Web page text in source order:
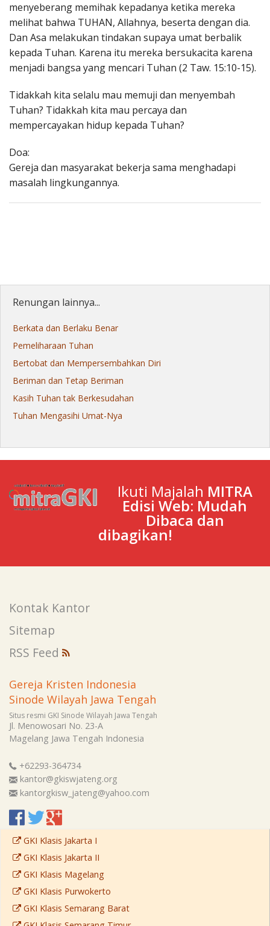
menyeberang memihak kepadanya ketika mereka
melihat bahwa TUHAN, Allahnya, beserta dengan dia.
Dan Asa melakukan tindakan supaya umat berbalik
kepada Tuhan. Karena itu mereka bersukacita karena
menjadi bangsa yang mencari Tuhan (2 Taw. 15:10-15).
Tidakkah kita selalu mau memuji dan menyembah
Tuhan? Tidakkah kita mau percaya dan
mempercayakan hidup kepada Tuhan?
Doa:
Gereja dan masyarakat bekerja sama menghadapi
masalah lingkungannya.
Renungan lainnya...
Berkata dan Berlaku Benar
Pemeliharaan Tuhan
Bertobat dan Mempersembahkan Diri
Beriman dan Tetap Beriman
Kasih Tuhan tak Berkesudahan
Tuhan Mengasihi Umat-Nya
Ikuti Majalah MITRA
Edisi Web: Mudah
Dibaca dan
dibagikan!
Kontak Kantor
Sitemap
RSS Feed
Gereja Kristen Indonesia
Sinode Wilayah Jawa Tengah
Situs resmi GKI Sinode Wilayah Jawa Tengah
Jl. Menowosari No. 23-A
Magelang Jawa Tengah Indonesia
+62293-364734
kantor@gkiswjateng.org
kantorgkisw_jateng@yahoo.com
GKI Klasis Jakarta I
GKI Klasis Jakarta II
GKI Klasis Magelang
GKI Klasis Purwokerto
GKI Klasis Semarang Barat